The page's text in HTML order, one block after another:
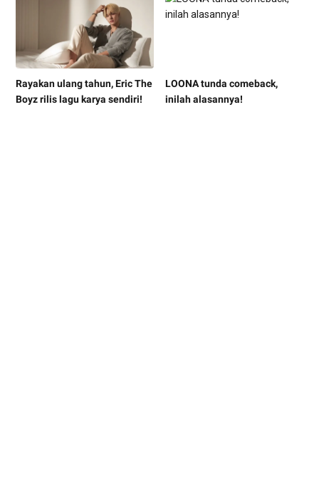
Rayakan ulang tahun, Eric The
Boyz rilis lagu karya sendiri!
LOONA tunda comeback,
inilah alasannya!